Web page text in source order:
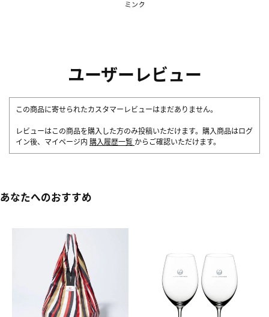
ユーザーレビュー
この商品に寄せられたカスタマーレビューはまだありません。
レビューはこの商品を購入した方のみ投稿いただけます。購入商品はログ
イン後、マイページ内 購入履歴一覧 からご確認いただけます。
あなたへのおすすめ